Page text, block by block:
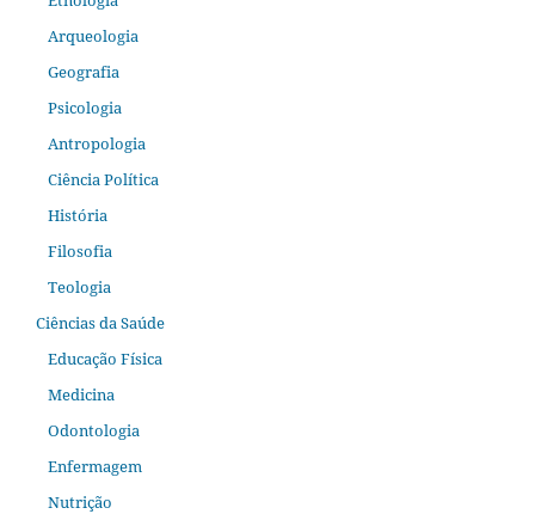
Arqueologia
Geografia
Psicologia
Antropologia
Ciência Política
História
Filosofia
Teologia
Ciências da Saúde
Educação Física
Medicina
Odontologia
Enfermagem
Nutrição